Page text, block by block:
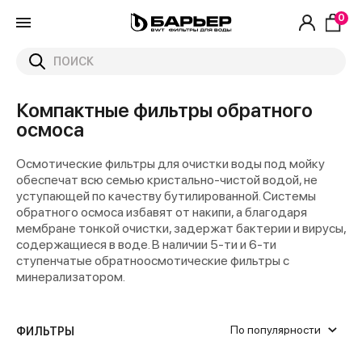
0
Компактные фильтры обратного
осмоса
Осмотические фильтры для очистки воды под мойку
обеспечат всю семью кристально-чистой водой, не
уступающей по качеству бутилированной. Системы
обратного осмоса избавят от накипи, а благодаря
мембране тонкой очистки, задержат бактерии и вирусы,
содержащиеся в воде. В наличии 5-ти и 6-ти
ступенчатые обратноосмотические фильтры с
минерализатором.
ФИЛЬТРЫ По популярности